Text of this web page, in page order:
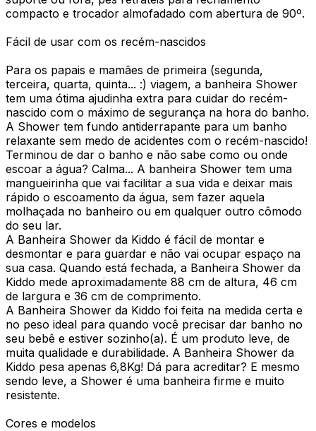
compacto e trocador almofadado com abertura de 90º.
Fácil de usar com os recém-nascidos
Para os papais e mamães de primeira (segunda,
terceira, quarta, quinta... :) viagem, a banheira Shower
tem uma ótima ajudinha extra para cuidar do recém-
nascido com o máximo de segurança na hora do banho.
A Shower tem fundo antiderrapante para um banho
relaxante sem medo de acidentes com o recém-nascido!
Terminou de dar o banho e não sabe como ou onde
escoar a água? Calma... A banheira Shower tem uma
mangueirinha que vai facilitar a sua vida e deixar mais
rápido o escoamento da água, sem fazer aquela
molhaçada no banheiro ou em qualquer outro cômodo
do seu lar.
A Banheira Shower da Kiddo é fácil de montar e
desmontar e para guardar e não vai ocupar espaço na
sua casa. Quando está fechada, a Banheira Shower da
Kiddo mede aproximadamente 88 cm de altura, 46 cm
de largura e 36 cm de comprimento.
A Banheira Shower da Kiddo foi feita na medida certa e
no peso ideal para quando você precisar dar banho no
seu bebê e estiver sozinho(a). É um produto leve, de
muita qualidade e durabilidade. A Banheira Shower da
Kiddo pesa apenas 6,8Kg! Dá para acreditar? E mesmo
sendo leve, a Shower é uma banheira firme e muito
resistente.
Cores e modelos